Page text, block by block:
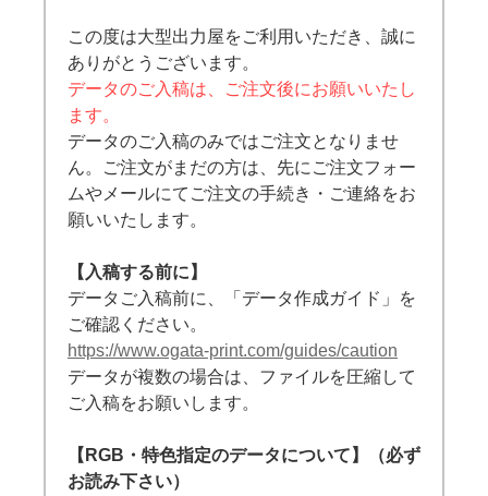
この度は大型出力屋をご利用いただき、誠に
ありがとうございます。
データのご入稿は、ご注文後にお願いいたし
ます。
データのご入稿のみではご注文となりませ
ん。ご注文がまだの方は、先にご注文フォー
ムやメールにてご注文の手続き・ご連絡をお
願いいたします。
【入稿する前に】
データご入稿前に、「データ作成ガイド」を
ご確認ください。
https://www.ogata-print.com/guides/caution
データが複数の場合は、ファイルを圧縮して
ご入稿をお願いします。
【RGB・特色指定のデータについて】（必ず
お読み下さい）